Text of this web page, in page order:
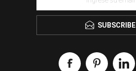
SUBSCRIBE